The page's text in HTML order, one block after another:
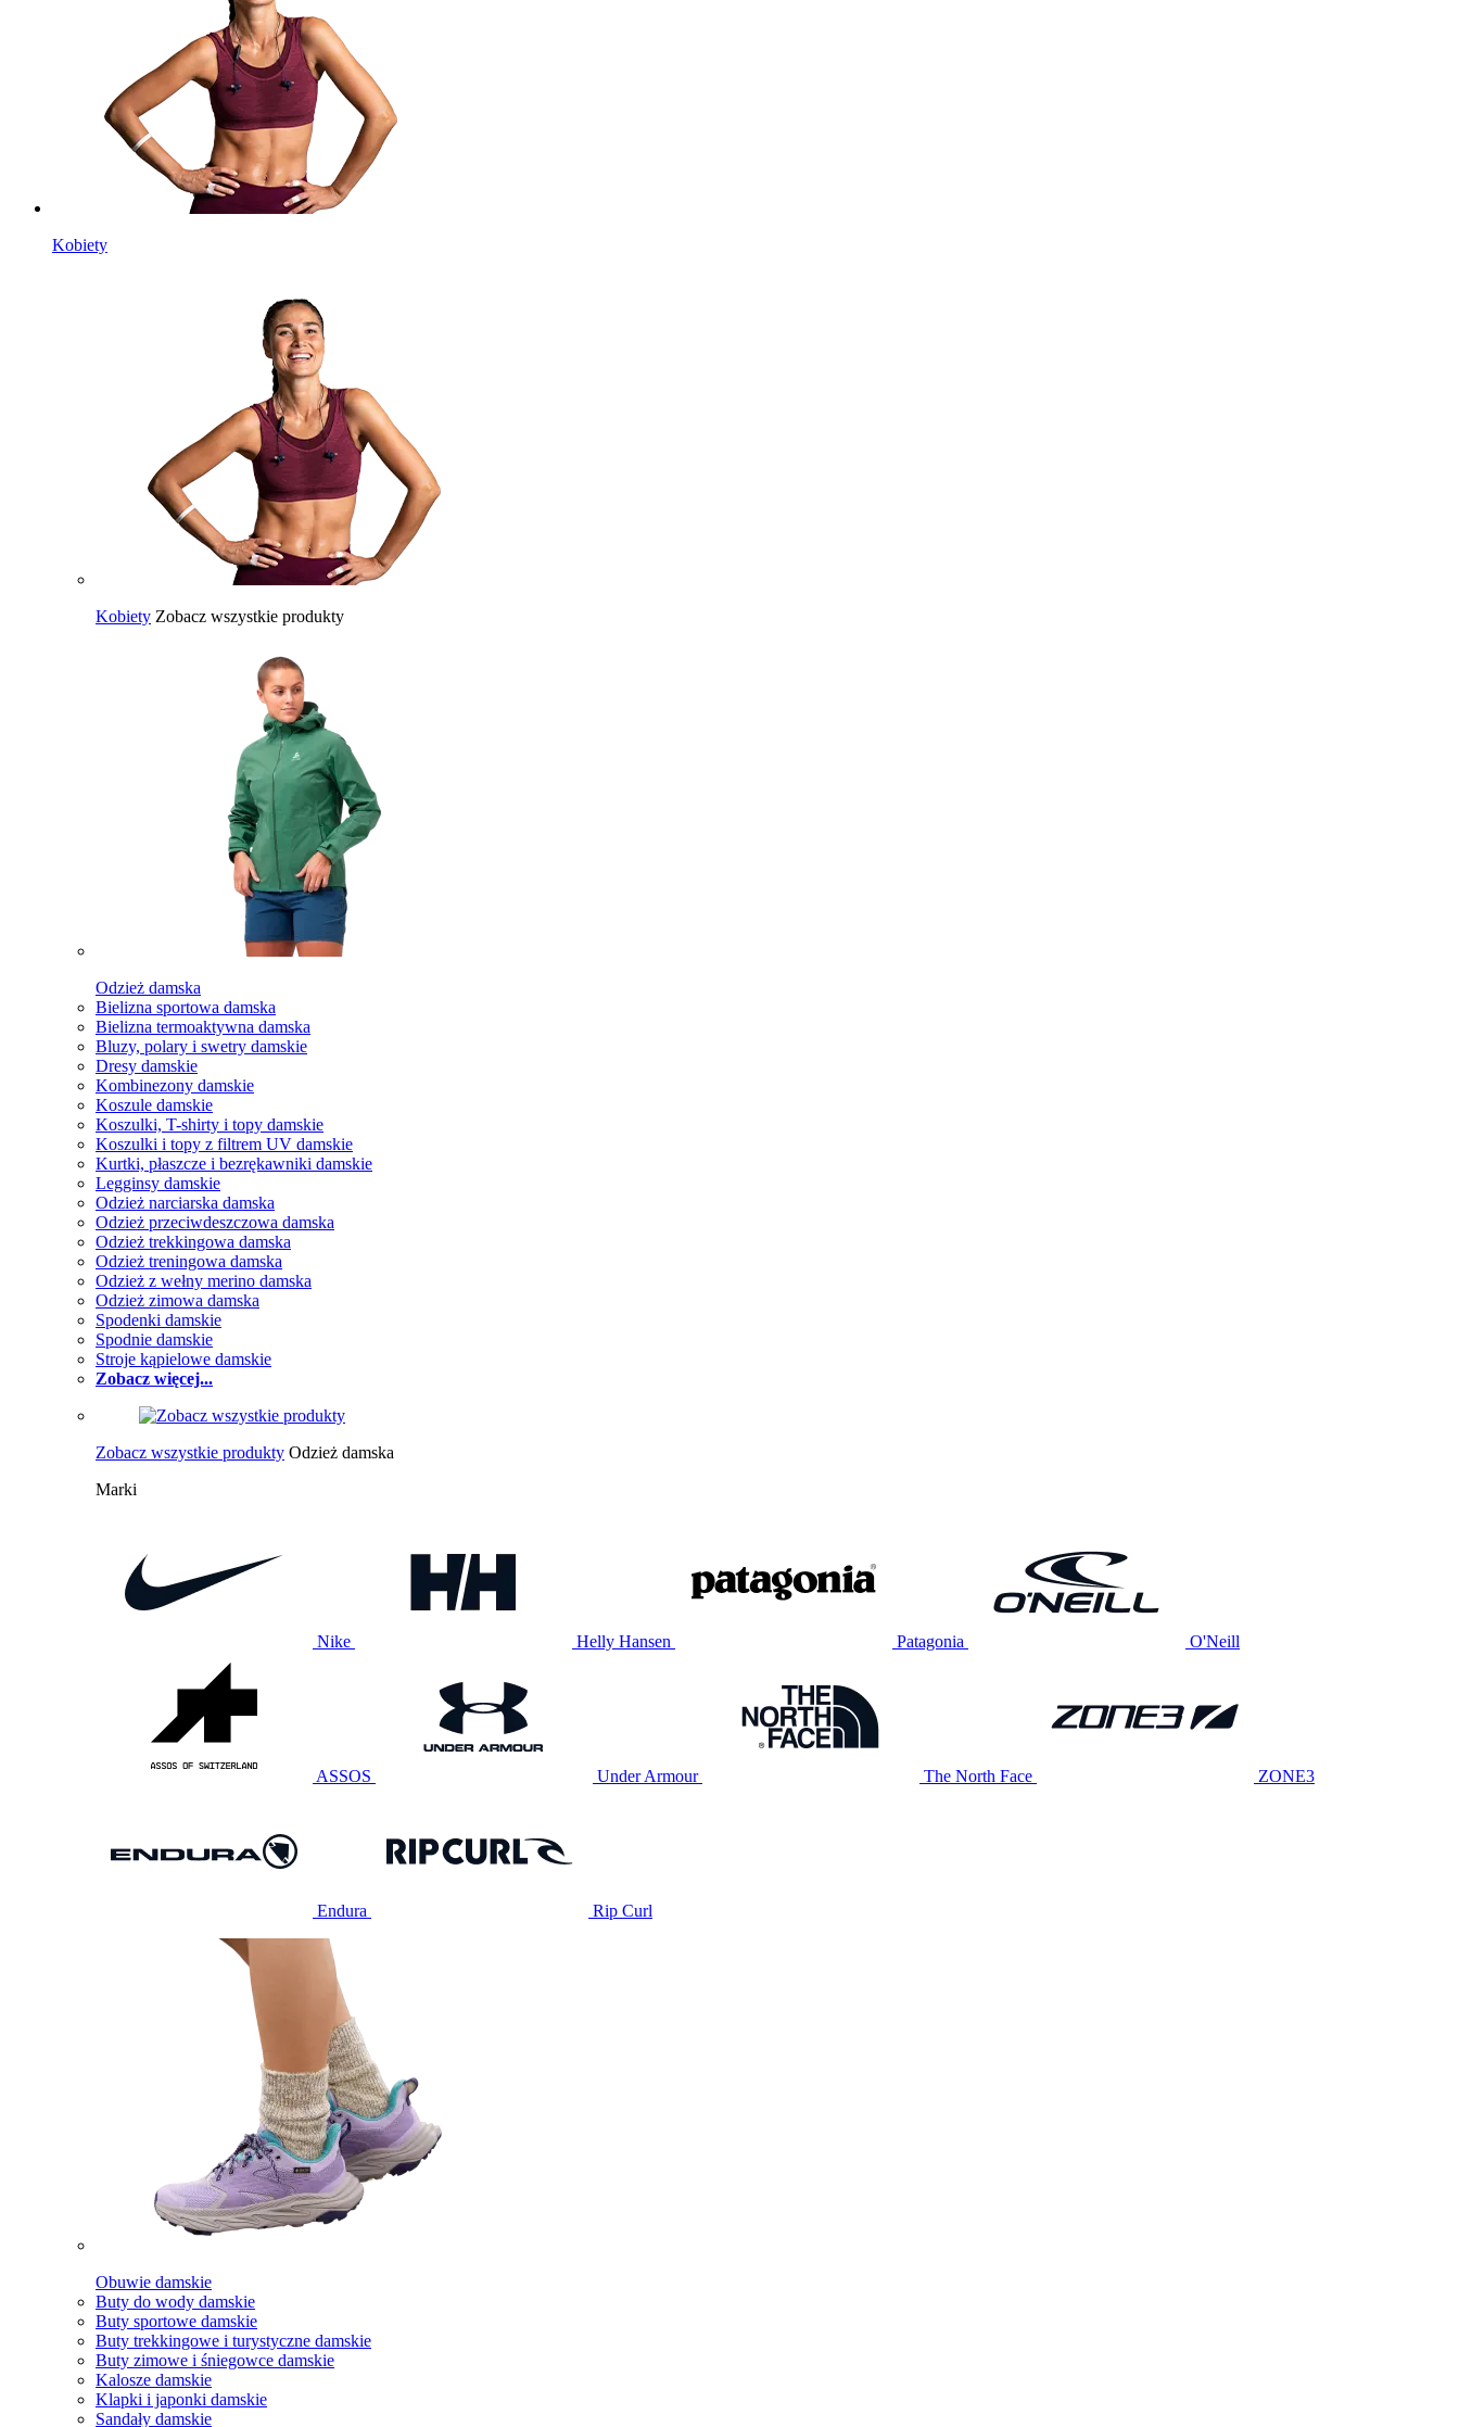
Kobiety
Kobiety Zobacz wszystkie produkty
Odzież damska
Bielizna sportowa damska
Bielizna termoaktywna damska
Bluzy, polary i swetry damskie
Dresy damskie
Kombinezony damskie
Koszule damskie
Koszulki, T-shirty i topy damskie
Koszulki i topy z filtrem UV damskie
Kurtki, płaszcze i bezrękawniki damskie
Legginsy damskie
Odzież narciarska damska
Odzież przeciwdeszczowa damska
Odzież trekkingowa damska
Odzież treningowa damska
Odzież z wełny merino damska
Odzież zimowa damska
Spodenki damskie
Spodnie damskie
Stroje kąpielowe damskie
Zobacz więcej...
Zobacz wszystkie produkty Odzież damska
Marki
Nike Helly Hansen Patagonia O'Neill
ASSOS Under Armour The North Face ZONE3
Endura Rip Curl
Obuwie damskie
Buty do wody damskie
Buty sportowe damskie
Buty trekkingowe i turystyczne damskie
Buty zimowe i śniegowce damskie
Kalosze damskie
Klapki i japonki damskie
Sandały damskie